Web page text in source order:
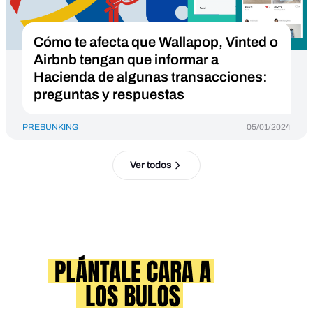
Cómo te afecta que Wallapop, Vinted o
Airbnb tengan que informar a
Hacienda de algunas transacciones:
preguntas y respuestas
PREBUNKING 05/01/2024
Ver todos